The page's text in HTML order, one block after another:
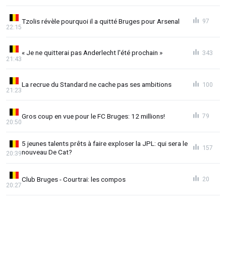
Tzolis révèle pourquoi il a quitté Bruges pour Arsenal
22:15
97
« Je ne quitterai pas Anderlecht l'été prochain »
21:43
343
La recrue du Standard ne cache pas ses ambitions
21:23
100
Gros coup en vue pour le FC Bruges: 12 millions!
20:50
79
5 jeunes talents prêts à faire exploser la JPL: qui sera le
nouveau De Cat?
20:39
157
Club Bruges - Courtrai: les compos
20:27
20